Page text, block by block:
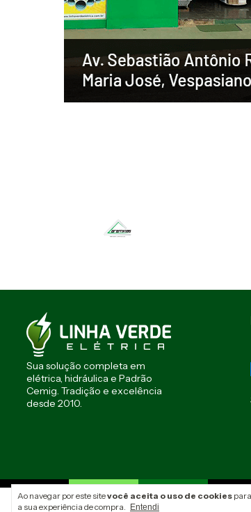
Ao navegar por este sitevocê aceita o uso de cookies
a sua experiência de compra.
Entendi
Sua solução completa em
elétrica, hidráulica e Padrão
Cemig. Tradição e excelência
desde 2010.
Linha Verde Elétrica - 12.485.914/0001-79